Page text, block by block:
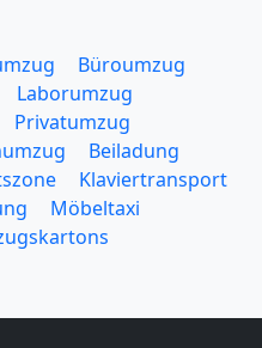
Büroumzug
Laborumzug
Privatumzug
Beiladung
Klaviertransport
Möbeltaxi